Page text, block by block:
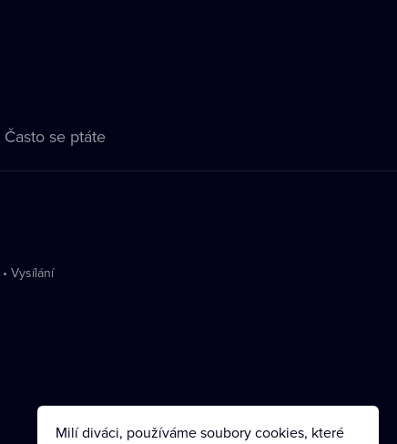
Často se ptáte
• Vysílání
Milí diváci, používáme soubory cookies, které